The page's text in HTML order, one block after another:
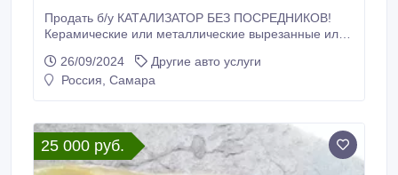
Продать б/у КАТАЛИЗАТОР БЕЗ ПОСРЕДНИКОВ!
Керамические или металлические вырезанные или
автомобильных катализаторов (нейтрализаторов), с
сажевых фильтров покупаем дорого в Самаре.
ваты.
26/09/2024
Другие авто услуги
Россия, Самара
25 000 руб.